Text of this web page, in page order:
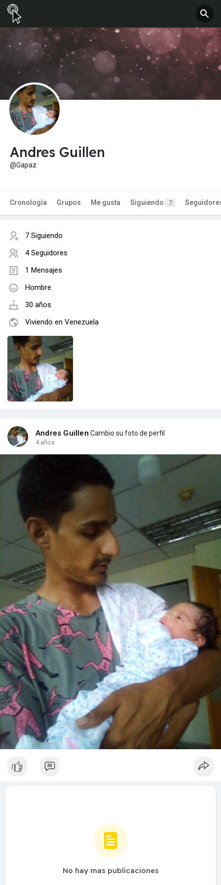
Andres Guillen
@Gapaz
Cronología Grupos Me gusta Siguiendo 7
7 Siguiendo
4 Seguidores
1 Mensajes
Hombre
30 años
Viviendo en Venezuela
Andres Guillen Cambio su foto de perfil
4 años
No hay mas publicaciones